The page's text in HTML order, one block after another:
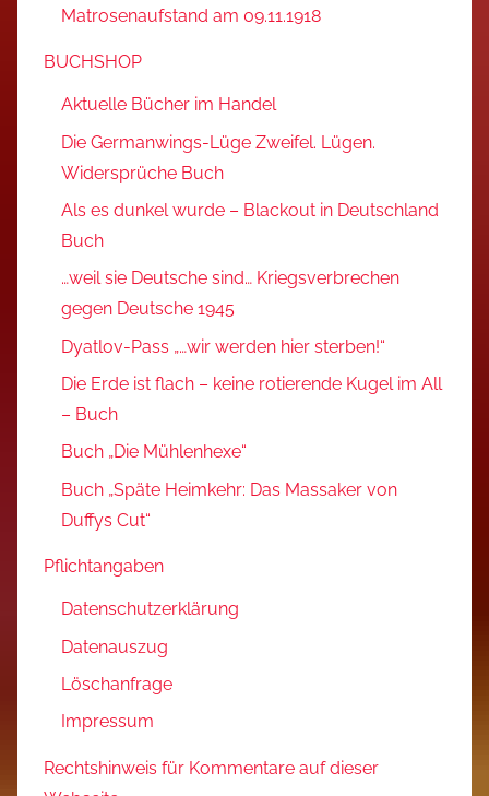
Matrosenaufstand am 09.11.1918
BUCHSHOP
Aktuelle Bücher im Handel
Die Germanwings-Lüge Zweifel. Lügen.
Widersprüche Buch
Als es dunkel wurde – Blackout in Deutschland
Buch
…weil sie Deutsche sind… Kriegsverbrechen
gegen Deutsche 1945
Dyatlov-Pass „…wir werden hier sterben!“
Die Erde ist flach – keine rotierende Kugel im All
– Buch
Buch „Die Mühlenhexe“
Buch „Späte Heimkehr: Das Massaker von
Duffys Cut“
Pflichtangaben
Datenschutzerklärung
Datenauszug
Löschanfrage
Impressum
Rechtshinweis für Kommentare auf dieser